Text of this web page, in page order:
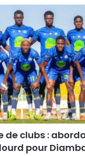
de clubs :
pour